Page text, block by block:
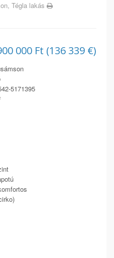
Tégla lakás
000 Ft (136 339 €)
5171395